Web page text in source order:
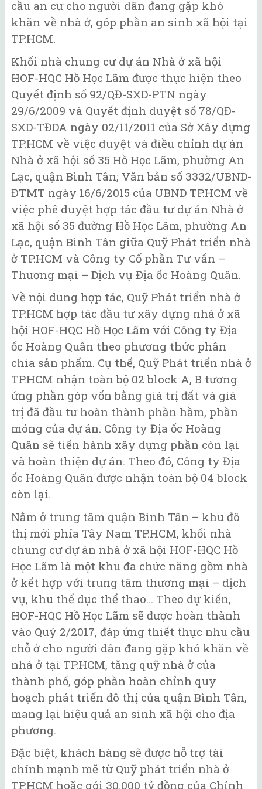
cầu an cư cho người dân đang gặp khó
khăn về nhà ở, góp phần an sinh xã hội tại
TP.HCM.
Khối nhà chung cư dự án Nhà ở xã hội
HOF-HQC Hồ Học Lãm được thực hiện theo
Quyết định số 92/QĐ-SXD-PTN ngày
29/6/2009 và Quyết định duyệt số 78/QĐ-
SXD-TĐDA ngày 02/11/2011 của Sở Xây dựng
TP.HCM về việc duyệt và điều chỉnh dự án
Nhà ở xã hội số 35 Hồ Học Lãm, phường An
Lạc, quận Bình Tân; Văn bản số 3332/UBND-
ĐTMT ngày 16/6/2015 của UBND TP.HCM về
việc phê duyệt hợp tác đầu tư dự án Nhà ở
xã hội số 35 đường Hồ Học Lãm, phường An
Lạc, quận Bình Tân giữa Quỹ Phát triển nhà
ở TP.HCM và Công ty Cổ phần Tư vấn –
Thương mại – Dịch vụ Địa ốc Hoàng Quân.
Về nội dung hợp tác, Quỹ Phát triển nhà ở
TP.HCM hợp tác đầu tư xây dựng nhà ở xã
hội HOF-HQC Hồ Học Lãm với Công ty Địa
ốc Hoàng Quân theo phương thức phân
chia sản phẩm. Cụ thể, Quỹ Phát triển nhà ở
TP.HCM nhận toàn bộ 02 block A, B tương
ứng phần góp vốn bằng giá trị đất và giá
trị đã đầu tư hoàn thành phần hầm, phần
móng của dự án. Công ty Địa ốc Hoàng
Quân sẽ tiến hành xây dựng phần còn lại
và hoàn thiện dự án. Theo đó, Công ty Địa
ốc Hoàng Quân được nhận toàn bộ 04 block
còn lại.
Nằm ở trung tâm quận Bình Tân – khu đô
thị mới phía Tây Nam TP.HCM, khối nhà
chung cư dự án nhà ở xã hội HOF-HQC Hồ
Học Lãm là một khu đa chức năng gồm nhà
ở kết hợp với trung tâm thương mại – dịch
vụ, khu thể dục thể thao... Theo dự kiến,
HOF-HQC Hồ Học Lãm sẽ được hoàn thành
vào Quý 2/2017, đáp ứng thiết thực nhu cầu
chỗ ở cho người dân đang gặp khó khăn về
nhà ở tại TP.HCM, tăng quỹ nhà ở của
thành phố, góp phần hoàn chỉnh quy
hoạch phát triển đô thị của quận Bình Tân,
mang lại hiệu quả an sinh xã hội cho địa
phương.
Đặc biệt, khách hàng sẽ được hỗ trợ tài
chính mạnh mẽ từ Quỹ phát triển nhà ở
TP.HCM hoặc gói 30.000 tỷ đồng của Chính